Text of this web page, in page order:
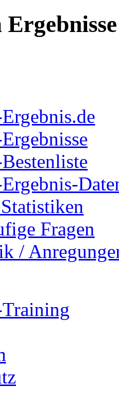
Fragen
/